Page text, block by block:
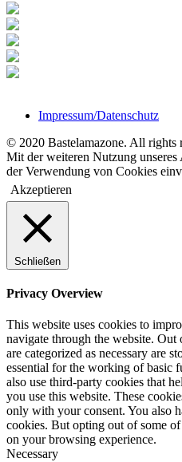
Impressum/Datenschutz
© 2020 Bastelamazone. All rights
Mit der weiteren Nutzung
der Verwendung von Cookies
Akzeptieren
Schließen
Privacy Overview
This website uses cookies to
navigate through the website. Out
are categorized as necessary are
essential for the working of basic
also use third-party cookies that
you use this website. These
only with your consent. You also
cookies. But opting out of some
on your browsing experience.
Necessary